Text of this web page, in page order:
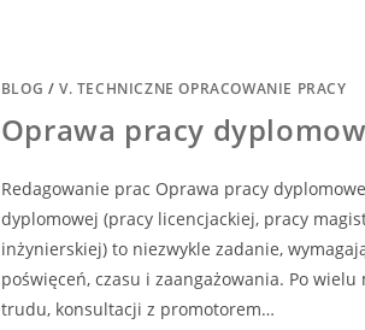
BLOG /V. TECHNICZNE OPRACOWANIE PRACY
Oprawa pracy
Redagowanie prac Oprawa pracy
dyplomowej (pracy licencjackiej, pracy
inżynierskiej) to niezwykle zadanie,
poświęceń, czasu i zaangażowania. Po wielu
trudu, konsultacji z promotorem…